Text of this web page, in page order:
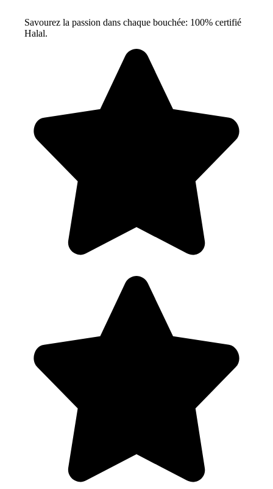
Savourez la passion dans chaque bouchée: 100% certifié
Halal.